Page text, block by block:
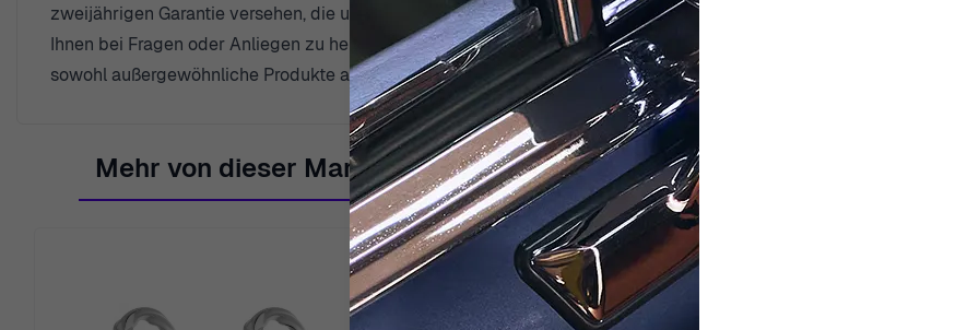
zweijährigen Garantie versehen, die unser Engagement für Qualität und Langlebigkeit bekräftigt. Unser
Ihnen bei Fragen oder Anliegen zu helfen und Ihnen ein persönliches Einkaufserlebnis zu bieten. Mit über vier
sowohl außergewöhnliche Produkte als auch einen hervorragenden Service zu bieten.
Mehr von dieser Marke